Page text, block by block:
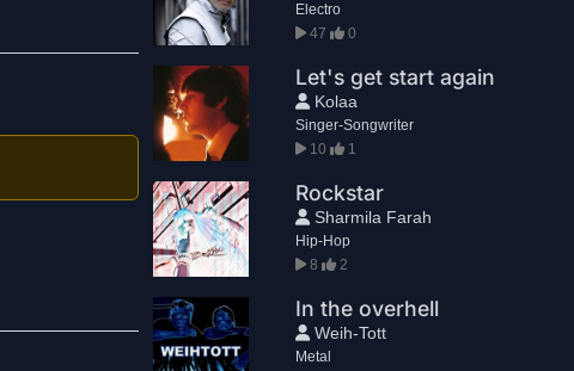
Electro
47
0
Let's get start again
Kolaa
Singer-Songwriter
10
1
Rockstar
Sharmila Farah
Hip-Hop
8
2
In the overhell
Weih-Tott
Metal